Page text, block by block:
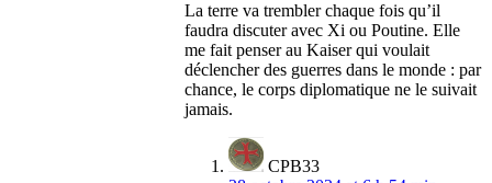
La terre va trembler chaque fois qu’il
faudra discuter avec Xi ou Poutine. Elle
me fait penser au Kaiser qui voulait
déclencher des guerres dans le monde : par
chance, le corps diplomatique ne le suivait
jamais.
CPB33